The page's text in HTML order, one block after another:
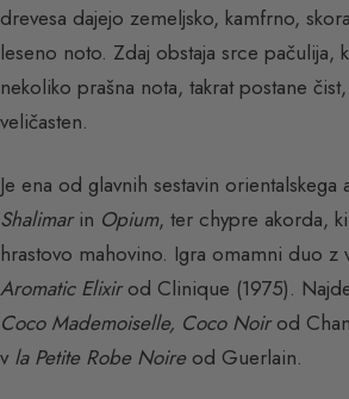
drevesa dajejo zemeljsko, kamfrno,
leseno noto. Zdaj obstaja srce pačulija,
nekoliko prašna nota, takrat postane
veličasten.
Je ena od glavnih sestavin orientalskega
Shalimarin Opium, ter chypre akorda,
hrastovo mahovino. Igra omamni duo z
Aromatic Elixirod Clinique (1975).
Coco Mademoiselle, Coco Noirod
v la Petite Robe Noireod Guerlain.